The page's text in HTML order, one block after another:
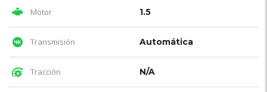
Motor 1.5
Transmisión Automática
Tracción N/A